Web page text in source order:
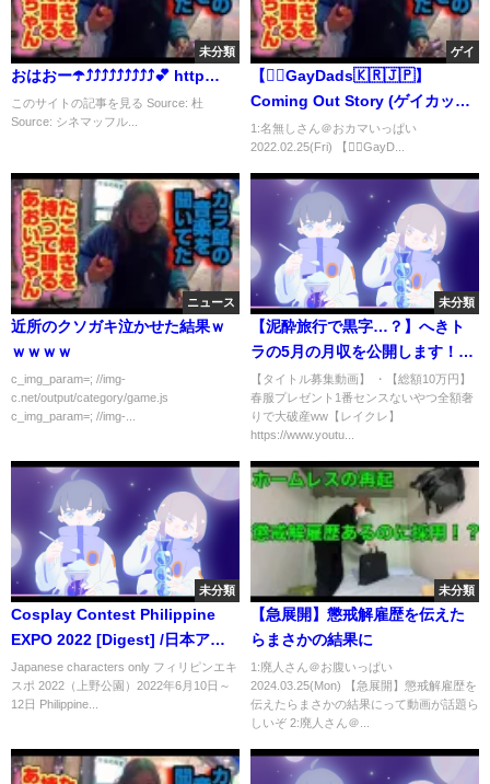
未分類
おはおー☂️⤴︎⤴︎⤴︎⤴︎⤴︎⤴︎⤴︎⤴︎⤴︎💕 http…
このサイトの記事を見る Source: 杜
Source: シネマッフル...
ゲイ
【🏳️‍🌈GayDads🇰🇷🇯🇵】
Coming Out Story (ゲイカップ
ル 게이커플)
1:名無しさん＠おカマいっぱい
2022.02.25(Fri) 【🏳️‍🌈GayD...
ニュース
近所のクソガキ泣かせた結果ｗ
ｗｗｗｗ
c_img_param=; //img-
c.net/output/category/game.js
c_img_param=; //img-...
未分類
【泥酔旅行で黒字…？】へきト
ラの5月の月収を公開します！！
【リンゴ決算会】
【タイトル募集動画】 ・【総額10万円】
春服プレゼント1番センスないやつ全額奢
りで大破産ww【レイクレ】
https://www.youtu...
未分類
Cosplay Contest Philippine
EXPO 2022 [Digest] /日本アニ
メ・ コスプレ・コンテスト・フ
ィリピンエキスポ2022
Japanese characters only フィリピンエキ
スポ 2022（上野公園）2022年6月10日～
12日 Philippine...
未分類
【急展開】懲戒解雇歴を伝えた
らまさかの結果に
1:廃人さん＠お腹いっぱい
2024.03.25(Mon) 【急展開】懲戒解雇歴を
伝えたらまさかの結果にって動画が話題ら
しいぞ 2:廃人さん＠...